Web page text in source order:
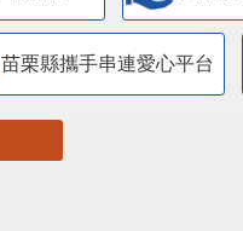
苗栗縣攜手串連愛心平台